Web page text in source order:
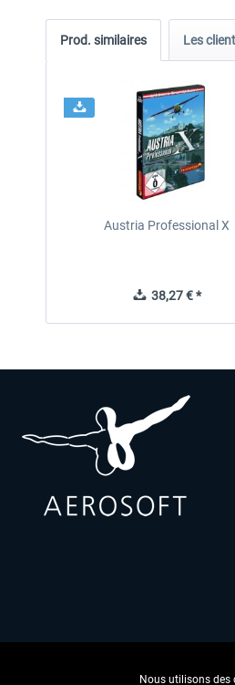
Prod. similaires Les
Austria Professional X
38,27 € *
Nous utilisons des